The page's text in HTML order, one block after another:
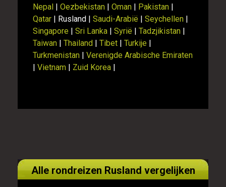
Nepal | Oezbekistan | Oman | Pakistan |
Qatar | Rusland | Saudi-Arabië | Seychellen |
Singapore | Sri Lanka | Syrië | Tadzjikistan |
Taiwan | Thailand | Tibet | Turkije |
Turkmenistan | Verenigde Arabische Emiraten
| Vietnam | Zuid Korea |
Alle rondreizen Rusland vergelijken